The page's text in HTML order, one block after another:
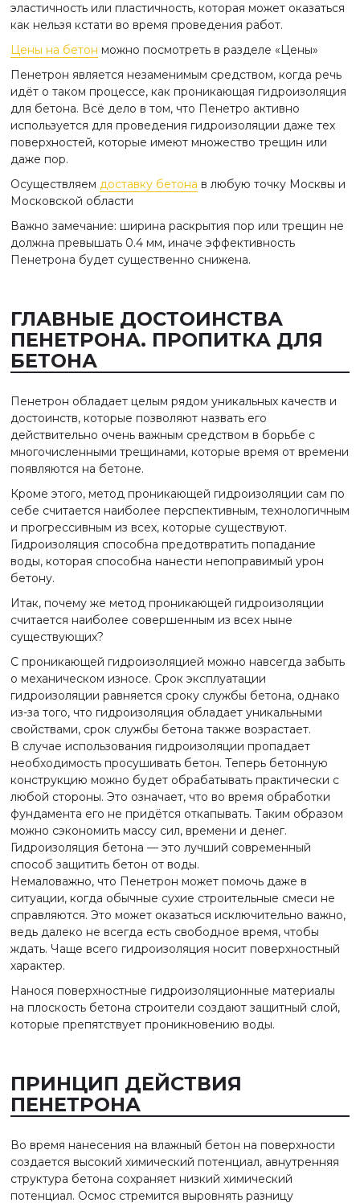
эластичность или пластичность, которая может оказаться
как нельзя кстати во время проведения работ.
Цены на бетон можно посмотреть в разделе «Цены»
Пенетрон является незаменимым средством, когда речь
идёт о таком процессе, как проникающая гидроизоляция
для бетона. Всё дело в том, что Пенетро активно
используется для проведения гидроизоляции даже тех
поверхностей, которые имеют множество трещин или
даже пор.
Осуществляем доставку бетона в любую точку Москвы и
Московской области
Важно замечание: ширина раскрытия пор или трещин не
должна превышать 0.4 мм, иначе эффективность
Пенетрона будет существенно снижена.
ГЛАВНЫЕ ДОСТОИНСТВА
ПЕНЕТРОНА. ПРОПИТКА ДЛЯ
БЕТОНА
Пенетрон обладает целым рядом уникальных качеств и
достоинств, которые позволяют назвать его
действительно очень важным средством в борьбе с
многочисленными трещинами, которые время от времени
появляются на бетоне.
Кроме этого, метод проникающей гидроизоляции сам по
себе считается наиболее перспективным, технологичным
и прогрессивным из всех, которые существуют.
Гидроизоляция способна предотвратить попадание
воды, которая способна нанести непоправимый урон
бетону.
Итак, почему же метод проникающей гидроизоляции
считается наиболее совершенным из всех ныне
существующих?
С проникающей гидроизоляцией можно навсегда забыть
о механическом износе. Срок эксплуатации
гидроизоляции равняется сроку службы бетона, однако
из-за того, что гидроизоляция обладает уникальными
свойствами, срок службы бетона также возрастает.
В случае использования гидроизоляции пропадает
необходимость просушивать бетон. Теперь бетонную
конструкцию можно будет обрабатывать практически с
любой стороны. Это означает, что во время обработки
фундамента его не придётся откапывать. Таким образом
можно сэкономить массу сил, времени и денег.
Гидроизоляция бетона — это лучший современный
способ защитить бетон от воды.
Немаловажно, что Пенетрон может помочь даже в
ситуации, когда обычные сухие строительные смеси не
справляются. Это может оказаться исключительно важно,
ведь далеко не всегда есть свободное время, чтобы
ждать. Чаще всего гидроизоляция носит поверхностный
характер.
Нанося поверхностные гидроизоляционные материалы
на плоскость бетона строители создают защитный слой,
которые препятствует проникновению воды.
ПРИНЦИП ДЕЙСТВИЯ
ПЕНЕТРОНА
Во время нанесения на влажный бетон на поверхности
создается высокий химический потенциал, авнутренняя
структура бетона сохраняет низкий химический
потенциал. Осмос стремится выровнять разницу